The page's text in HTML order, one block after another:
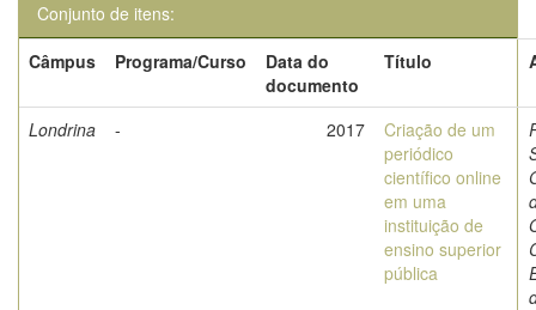
Conjunto de itens:
Câmpus
Programa/Curso
Data do
documento
Título
Londrina - 2017
Criação de um
periódico
científico online
em uma
instituição de
ensino superior
pública